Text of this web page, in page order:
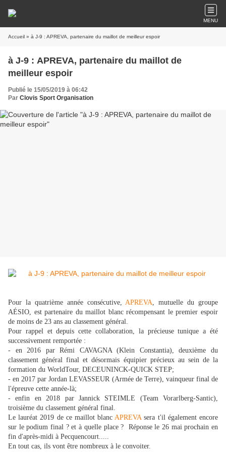
MENU
Accueil » à J-9 : APREVA, partenaire du maillot de meilleur espoir
à J-9 : APREVA, partenaire du maillot de
meilleur espoir
Publié le 15/05/2019 à 06:42
Par Clovis Sport Organisation
Pour la quatrième année consécutive,APREVA, mutuelle du groupe
AÉSIO, est partenaire du maillot blanc récompensant le premier espoir
de moins de 23 ans au classement général.
Pour rappel et depuis cette collaboration, la précieuse tunique a été
successivement remportée :
- en 2016 par Rémi CAVAGNA (Klein Constantia), deuxième du
classement général final et désormais équipier précieux au sein de la
formation du WorldTour, DECEUNINCK-QUICK STEP;
- en 2017 par Jordan LEVASSEUR (Armée de Terre), vainqueur final de
l'épreuve cette année-là;
- enfin en 2018 par Jannick STEIMLE (Team Vorarlberg-Santic),
troisième du classement général final.
Le lauréat 2019 de ce maillot blancAPREVAsera t'il également encore
sur le podium final ? et à quelle place ? Réponse le 26 mai prochain en
fin d'après-midi à Pecquencourt.....
En tout cas, ils vont être nombreux à le convoiter.